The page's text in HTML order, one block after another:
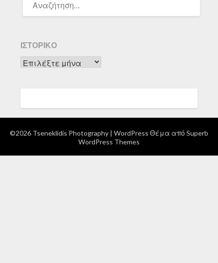
ΓΙΑ:
ΙΣΤΟΡΙΚΌ
Ιστορικό
©2026 Tseneklidis Photography | WordPress Θέμα από Superb
WordPress Themes